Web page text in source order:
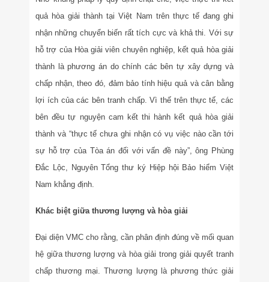
quả hòa giải thành tại Việt Nam trên thực tế đang ghi
nhận những chuyển biến rất tích cực và khả thi. Với sự
hỗ trợ của Hòa giải viên chuyên nghiệp, kết quả hòa giải
thành là phương án do chính các bên tự xây dựng và
chấp nhận, theo đó, đảm bảo tính hiệu quả và cân bằng
lợi ích của các bên tranh chấp. Vì thế trên thực tế, các
bên đều tự nguyện cam kết thi hành kết quả hòa giải
thành và “thực tế chưa ghi nhận có vụ việc nào cần tới
sự hỗ trợ của Tòa án đối với vấn đề này”, ông Phùng
Đắc Lộc, Nguyên Tổng thư ký Hiệp hội Bảo hiểm Việt
Nam khẳng định.
Khác biệt giữa thương lượng và hòa giải
Đại diện VMC cho rằng, cần phân định đúng về mối quan
hệ giữa thương lượng và hòa giải trong giải quyết tranh
chấp thương mại. Thương lượng là phương thức giải